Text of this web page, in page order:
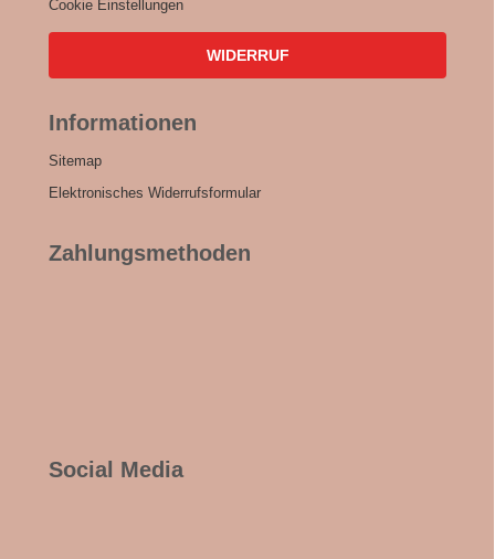
Cookie Einstellungen
WIDERRUF
Informationen
Sitemap
Elektronisches Widerrufsformular
Zahlungsmethoden
Social Media